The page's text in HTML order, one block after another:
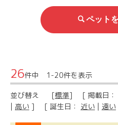
26件中 1-20件を表示
並び替え [標準] [ 掲載日：
| 高い ] [ 誕生日： 近い | 遠い